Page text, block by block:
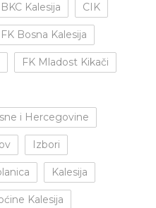
BKC Kalesija CIK
FK Bosna Kalesija
FK Mladost Kikači
i Hercegovine
Izbori
Kalesija
Kalesija